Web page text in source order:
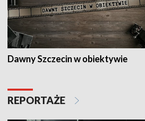
Dawny Szczecin w obiektywie
REPORTAŻE